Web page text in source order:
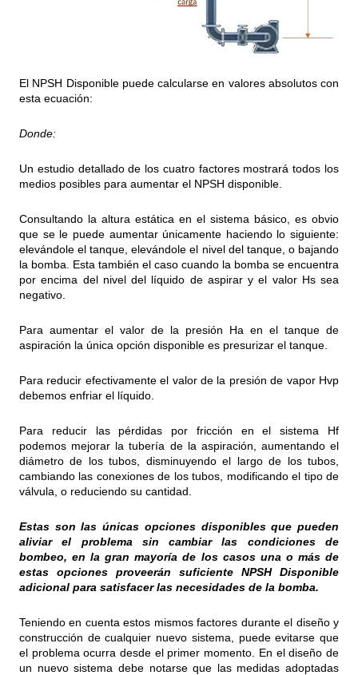
El NPSH Disponible puede calcularse en valores absolutos con
esta ecuación:
Donde:
Un estudio detallado de los cuatro factores mostrará todos los
medios posibles para aumentar el NPSH disponible.
Consultando la altura estática en el sistema básico, es obvio
que se le puede aumentar únicamente haciendo lo siguiente:
elevándole el tanque, elevándole el nivel del tanque, o bajando
la bomba. Esta también el caso cuando la bomba se encuentra
por encima del nivel del líquido de aspirar y el valor Hs sea
negativo.
Para aumentar el valor de la presión Ha en el tanque de
aspiración la única opción disponible es presurizar el tanque.
Para reducir efectivamente el valor de la presión de vapor Hvp
debemos enfriar el líquido.
Para reducir las pérdidas por fricción en el sistema Hf
podemos mejorar la tubería de la aspiración, aumentando el
diámetro de los tubos, disminuyendo el largo de los tubos,
cambiando las conexiones de los tubos, modificando el tipo de
válvula, o reduciendo su cantidad.
Estas son las únicas opciones disponibles que pueden
aliviar el problema sin cambiar las condiciones de
bombeo, en la gran mayoría de los casos una o más de
estas opciones proveerán suficiente NPSH Disponible
adicional para satisfacer las necesidades de la bomba.
Teniendo en cuenta estos mismos factores durante el diseño y
construcción de cualquier nuevo sistema, puede evitarse que
el problema ocurra desde el primer momento. En el diseño de
un nuevo sistema debe notarse que las medidas adoptadas